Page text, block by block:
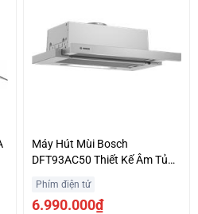
Máy Hút Mùi Bosch
DFT93AC50 Thiết Kế Âm Tủ
Ưu Đãi
Phím điện tử
6.990.000₫